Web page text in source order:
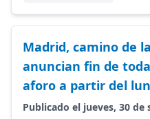
Madrid, camino de
anuncian fin de
aforo a partir del
Publicado el jueves, 30 de